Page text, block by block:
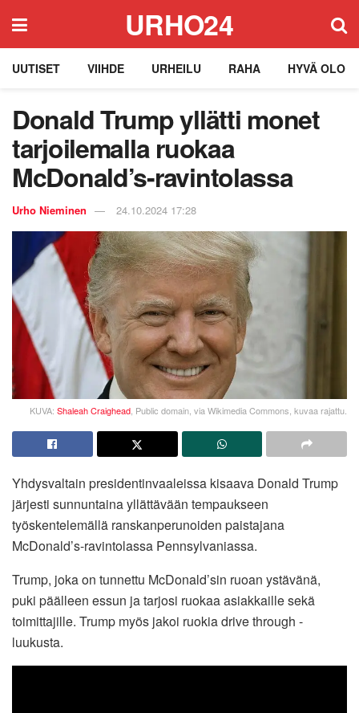
URHO24
UUTISET VIIHDE URHEILU RAHA HYVÄ OLO
Donald Trump yllätti monet
tarjoilemalla ruokaa
McDonald’s-ravintolassa
Urho Nieminen 24.10.2024 17:28
KUVA: Shaleah Craighead , Public domain, via Wikimedia Commons, kuvaa rajattu.
Yhdysvaltain presidentinvaaleissa kisaava Donald Trump
järjesti sunnuntaina yllättävään tempaukseen
työskentelemällä ranskanperunoiden paistajana
McDonald’s-ravintolassa Pennsylvaniassa.
Trump, joka on tunnettu McDonald’sin ruoan ystävänä,
puki päälleen essun ja tarjosi ruokaa asiakkaille sekä
toimittajille. Trump myös jakoi ruokia drive through -
luukusta.